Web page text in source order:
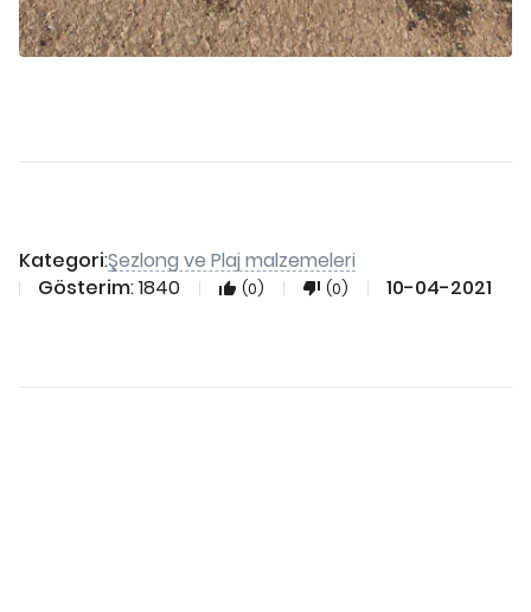
Kategori:Şezlong ve Plaj malzemeleri
Gösterim: 1840 (0) (0) 10-04-2021